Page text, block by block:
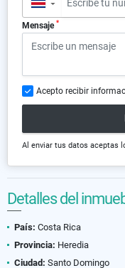
▼
Mensaje *
Acepto recibir
Al enviar tus datos aceptas
Detalles del
País: Costa Rica
Provincia: Heredia
Ciudad: Santo Domingo